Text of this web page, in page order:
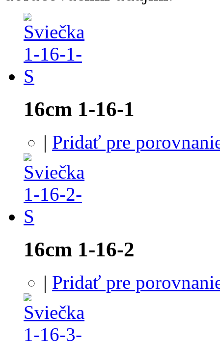
16cm 1-16-1
| Pridať pre
16cm 1-16-2
| Pridať pre